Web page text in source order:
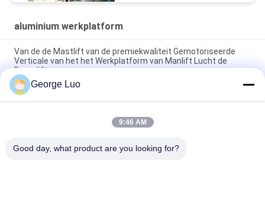
aluminium werkplatform
Van de de Mastlift van de premiekwaliteit Gemotoriseerde
Verticale van het het Werkplatform van Manlift Lucht de
Boomlift
12m het Stabiele Verticale Platform van het Aluminiumwerk
voor het Ononderbroken Lucht Werken
Mobiel het Opheffen Werkend Platform, Semi 4.3m -
George Luo
9:46 AM
Good day, what product are you looking for?